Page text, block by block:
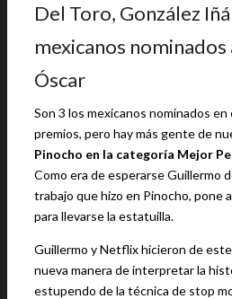
Del Toro, González
mexicanos nominados
Óscar
Son 3 los mexicanos nominados
premios, pero hay más gente de
Pinocho en la categoría Mejor
Como era de esperarse Guillermo
trabajo que hizo en Pinocho, pone
para llevarse la estatuilla.
Guillermo y Netflix hicieron de
nueva manera de interpretar la
estupendo de la técnica de stop